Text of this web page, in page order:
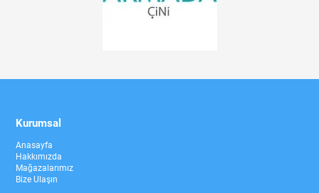
Kurumsal
Anasayfa
Hakkımızda
Mağazalarımız
Bize Ulaşın